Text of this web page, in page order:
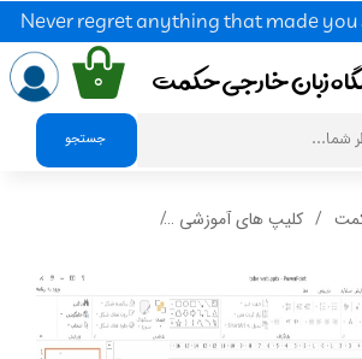
Never regret anything that made you
پنل
ورود زبان خارجی حکمت​​​​​​​ ۰
جستجو
کلیپ های آموزشی